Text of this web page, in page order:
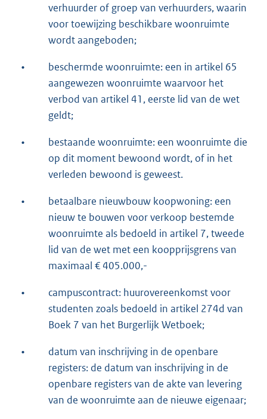
verhuurder of groep van verhuurders, waarin
voor toewijzing beschikbare woonruimte
wordt aangeboden;
•
beschermde woonruimte: een in artikel 65
aangewezen woonruimte waarvoor het
verbod van artikel 41, eerste lid van de wet
geldt;
•
bestaande woonruimte: een woonruimte die
op dit moment bewoond wordt, of in het
verleden bewoond is geweest.
•
betaalbare nieuwbouw koopwoning: een
nieuw te bouwen voor verkoop bestemde
woonruimte als bedoeld in artikel 7, tweede
lid van de wet met een koopprijsgrens van
maximaal € 405.000,-
•
campuscontract: huurovereenkomst voor
studenten zoals bedoeld in artikel 274d van
Boek 7 van het Burgerlijk Wetboek;
•
datum van inschrijving in de openbare
registers: de datum van inschrijving in de
openbare registers van de akte van levering
van de woonruimte aan de nieuwe eigenaar;